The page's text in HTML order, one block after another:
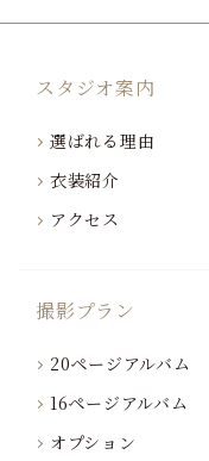
スタジオ案内
選ばれる理由
衣装紹介
アクセス
撮影プラン
20ページアルバム
16ページアルバム
オプション